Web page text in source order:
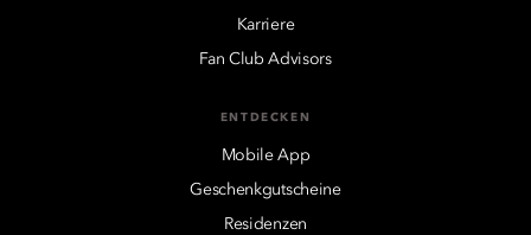
Karriere
Fan Club Advisors
ENTDECKEN
Mobile App
Geschenkgutscheine
Residenzen